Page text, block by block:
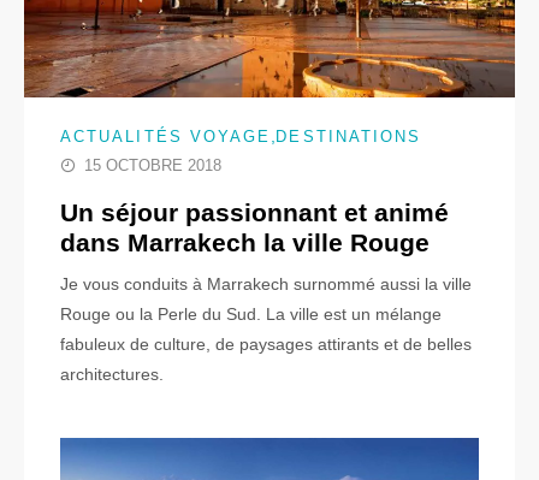
ACTUALITÉS VOYAGE , DESTINATIONS
15 OCTOBRE 2018
Un séjour passionnant et animé
dans Marrakech la ville Rouge
Je vous conduits à Marrakech surnommé aussi la ville
Rouge ou la Perle du Sud. La ville est un mélange
fabuleux de culture, de paysages attirants et de belles
architectures.